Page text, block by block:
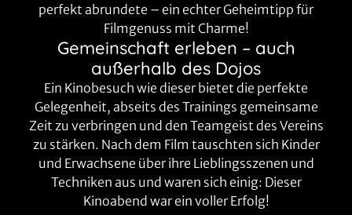
perfekt abrundete – ein echter Geheimtipp für
Filmgenuss mit Charme!
Gemeinschaft erleben – auch
außerhalb des Dojos
Ein Kinobesuch wie dieser bietet die perfekte
Gelegenheit, abseits des Trainings gemeinsame
Zeit zu verbringen und den Teamgeist des Vereins
zu stärken. Nach dem Film tauschten sich Kinder
und Erwachsene über ihre Lieblingsszenen und
Techniken aus und waren sich einig: Dieser
Kinoabend war ein voller Erfolg!